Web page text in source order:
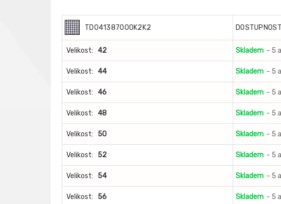
TD041387000K2K2 DOSTUPNOST
Velikost: 42 Skladem - 5
Velikost: 44 Skladem - 5
Velikost: 46 Skladem - 5
Velikost: 48 Skladem - 5
Velikost: 50 Skladem - 5
Velikost: 52 Skladem - 5
Velikost: 54 Skladem - 5
Velikost: 56 Skladem - 5